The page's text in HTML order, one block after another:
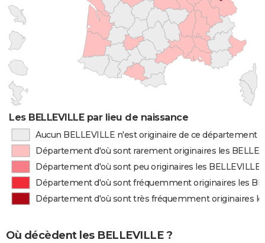
Les BELLEVILLE par lieu de naissance
Aucun BELLEVILLE n'est originaire de ce département
Département d'où sont rarement originaires les
Département d'où sont peu originaires les BELLEVILLE
Département d'où sont fréquemment originaires les
Département d'où sont très fréquemment originaires
Où décèdent les BELLEVILLE ?